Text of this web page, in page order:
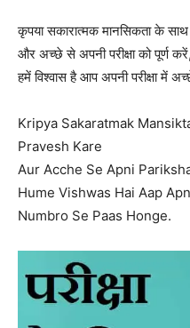
कृपया सकारात्मक मानसिकता के साथ
और अच्छे से अपनी परीक्षा को पूर्ण करें,
हमें विश्वास है आप अपनी परीक्षा में
Kripya Sakaratmak
Pravesh Kare
Aur Acche Se Apni
Hume Vishwas Hai Aap
Numbro Se Paas Honge.